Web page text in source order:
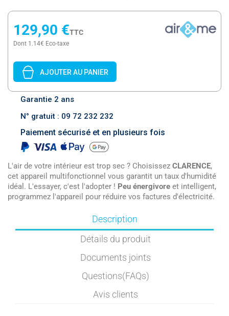
129,90 €TTC
Dont 1.14€ Eco-taxe
AJOUTER AU PANIER
Garantie 2 ans
N° gratuit : 09 72 232 232
Paiement sécurisé et en plusieurs fois
L'air de votre intérieur est trop sec ? Choisissez CLARENCE,
cet appareil multifonctionnel vous garantit un taux d'humidité
idéal. L'essayer, c'est l'adopter ! Peu énergivore et intelligent,
programmez l'appareil pour réduire vos factures d'électricité.
Description
Détails du produit
Documents joints
Questions(FAQs)
Avis clients